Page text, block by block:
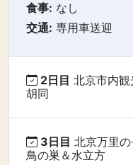
食事: なし
交通: 専用車送迎
2日目
胡同
3日目
鳥の巣＆水立方